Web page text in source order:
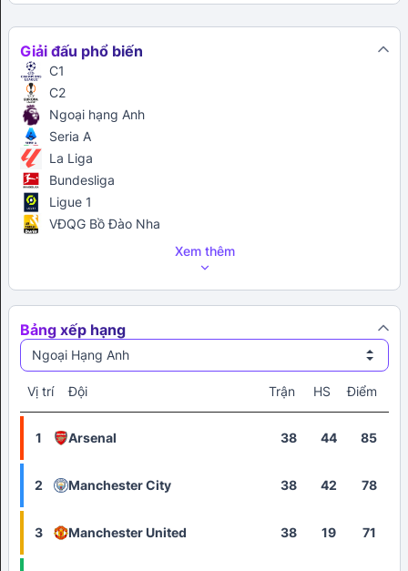
Giải đấu phổ biến
C1
C2
Ngoại hạng Anh
Seria A
La Liga
Bundesliga
Ligue 1
VĐQG Bồ Đào Nha
Xem thêm
Bảng xếp hạng
Ngoại Hạng Anh
Vị trí Đội Trận HS Điểm
1 Arsenal 38 44 85
2 Manchester City 38 42 78
3 Manchester United 38 19 71